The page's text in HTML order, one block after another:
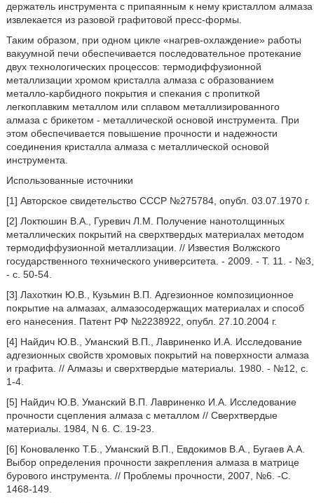
держатель инструмента с припаянным к нему кристаллом алмаза
извлекается из разовой графитовой пресс-формы.
Таким образом, при одном цикле «нагрев-охлаждение» работы
вакуумной печи обеспечивается последовательное протекание
двух технологических процессов: термодиффузионной
металлизации хромом кристалла алмаза с образованием
металло-карбидного покрытия и спекания с пропиткой
легкоплавким металлом или сплавом металлизированного
алмаза с брикетом - металлической основой инструмента. При
этом обеспечивается повышение прочности и надежности
соединения кристалла алмаза с металлической основой
инструмента.
Использованные источники
[1] Авторское свидетельство СССР №275784, опубл. 03.07.1970 г.
[2] Локтюшин В.А., Гуревич Л.М. Получение нанотолщинных
металлических покрытий на сверхтвердых материалах методом
термодиффузионной металлизации. // Известия Волжского
государственного технического университета. - 2009. - Т. 11. - №3,
- с. 50-54.
[3] Лахоткин Ю.В., Кузьмин В.П. Адгезионное композиционное
покрытие на алмазах, алмазосодержащих материалах и способ
его нанесения. Патент РФ №2238922, опубл. 27.10.2004 г.
[4] Найдич Ю.В., Уманский В.П., Лавриненко И.А. Исследование
адгезионных свойств хромовых покрытий на поверхности алмаза
и графита. // Алмазы и сверхтвердые материалы. 1980. - №12, с.
1-4.
[5] Найдич Ю.В. Уманский В.П. Лавриненко И.А. Исследование
прочности сцепления алмаза с металлом // Сверхтвердые
материалы. 1984, N 6. С. 19-23.
[6] Коноваленко Т.Б., Уманский В.П., Евдокимов В.А., Бугаев А.А.
Выбор определения прочности закрепления алмаза в матрице
бурового инструмента. // Проблемы прочности, 2007, №6. -С.
1468-149.